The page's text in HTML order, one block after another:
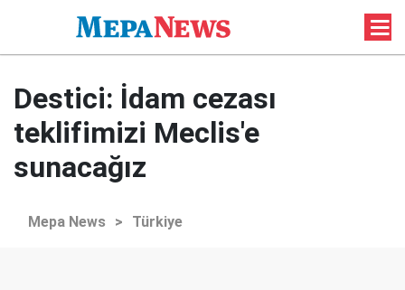
Destici: İdam cezası
teklifimizi Meclis'e
sunacağız
Mepa News > Türkiye